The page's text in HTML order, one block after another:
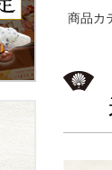
商品カ